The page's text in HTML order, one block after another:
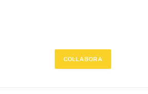
COL·LABORA